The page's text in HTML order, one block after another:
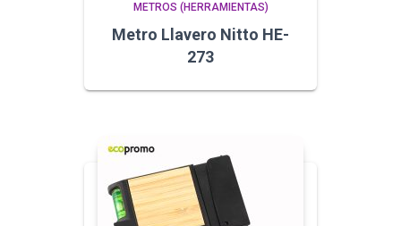
METROS (HERRAMIENTAS)
Metro Llavero Nitto HE-
273